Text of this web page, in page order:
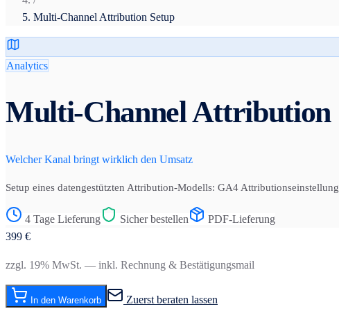
Multi-Channel Attribution Setup
Analytics
Multi-Channel Attribution
Welcher Kanal bringt wirklich den Umsatz
Setup eines datengestützten Attribution-Modells: GA4
4 Tage Lieferung Sicher bestellen
PDF-Lieferung
399 €
zzgl. 19% MwSt. — inkl. Rechnung & Bestätigungsmail
In den Warenkorb Zuerst beraten lassen